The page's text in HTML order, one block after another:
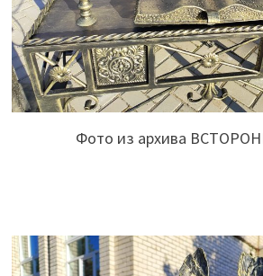
Фото из архива